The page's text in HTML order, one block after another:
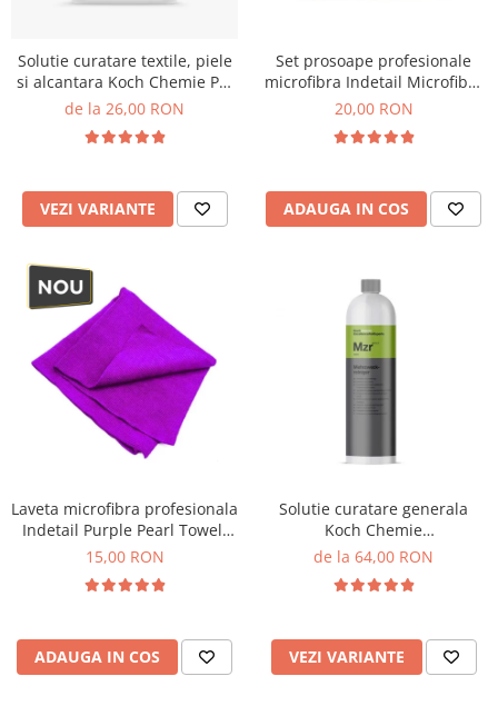
Solutii detailing rapid
Accesorii detailing rapid
ACCESORII EXTERIOR
Solutie curatare textile, piele
si alcantara Koch Chemie Pol
Star
de la 26,00 RON
VEZI VARIANTE
Set prosoape profesionale
microfibra Indetail Microfiber
Duo Pack, 400GSM, 40x40cm,
20,00 RON
ADAUGA IN COS
Laveta microfibra profesionala
Indetail Purple Pearl Towel,
400GSM, 40x40cm, mov
15,00 RON
ADAUGA IN COS
Solutie curatare generala
Koch Chemie
Mehrzweckreiniger, Mzr
de la 64,00 RON
VEZI VARIANTE